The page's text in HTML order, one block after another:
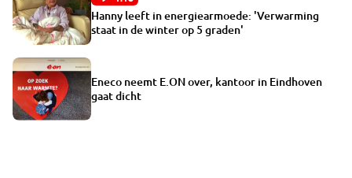
Hanny leeft in energiearmoede: 'Verwarming
staat in de winter op 5 graden'
Eneco neemt E.ON over, kantoor in Eindhoven
gaat dicht